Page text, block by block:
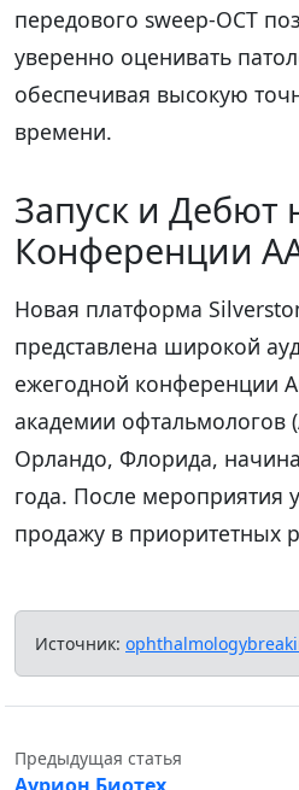
передового sweep-OCT
уверенно оценивать
обеспечивая высокую
времени.
Запуск и Дебют
Конференции
Новая платформа
представлена широкой
ежегодной конференции
академии офтальмологов
Орландо, Флорида,
года. После мероприятия
продажу в приоритетных
Источник:
Предыдущая статья